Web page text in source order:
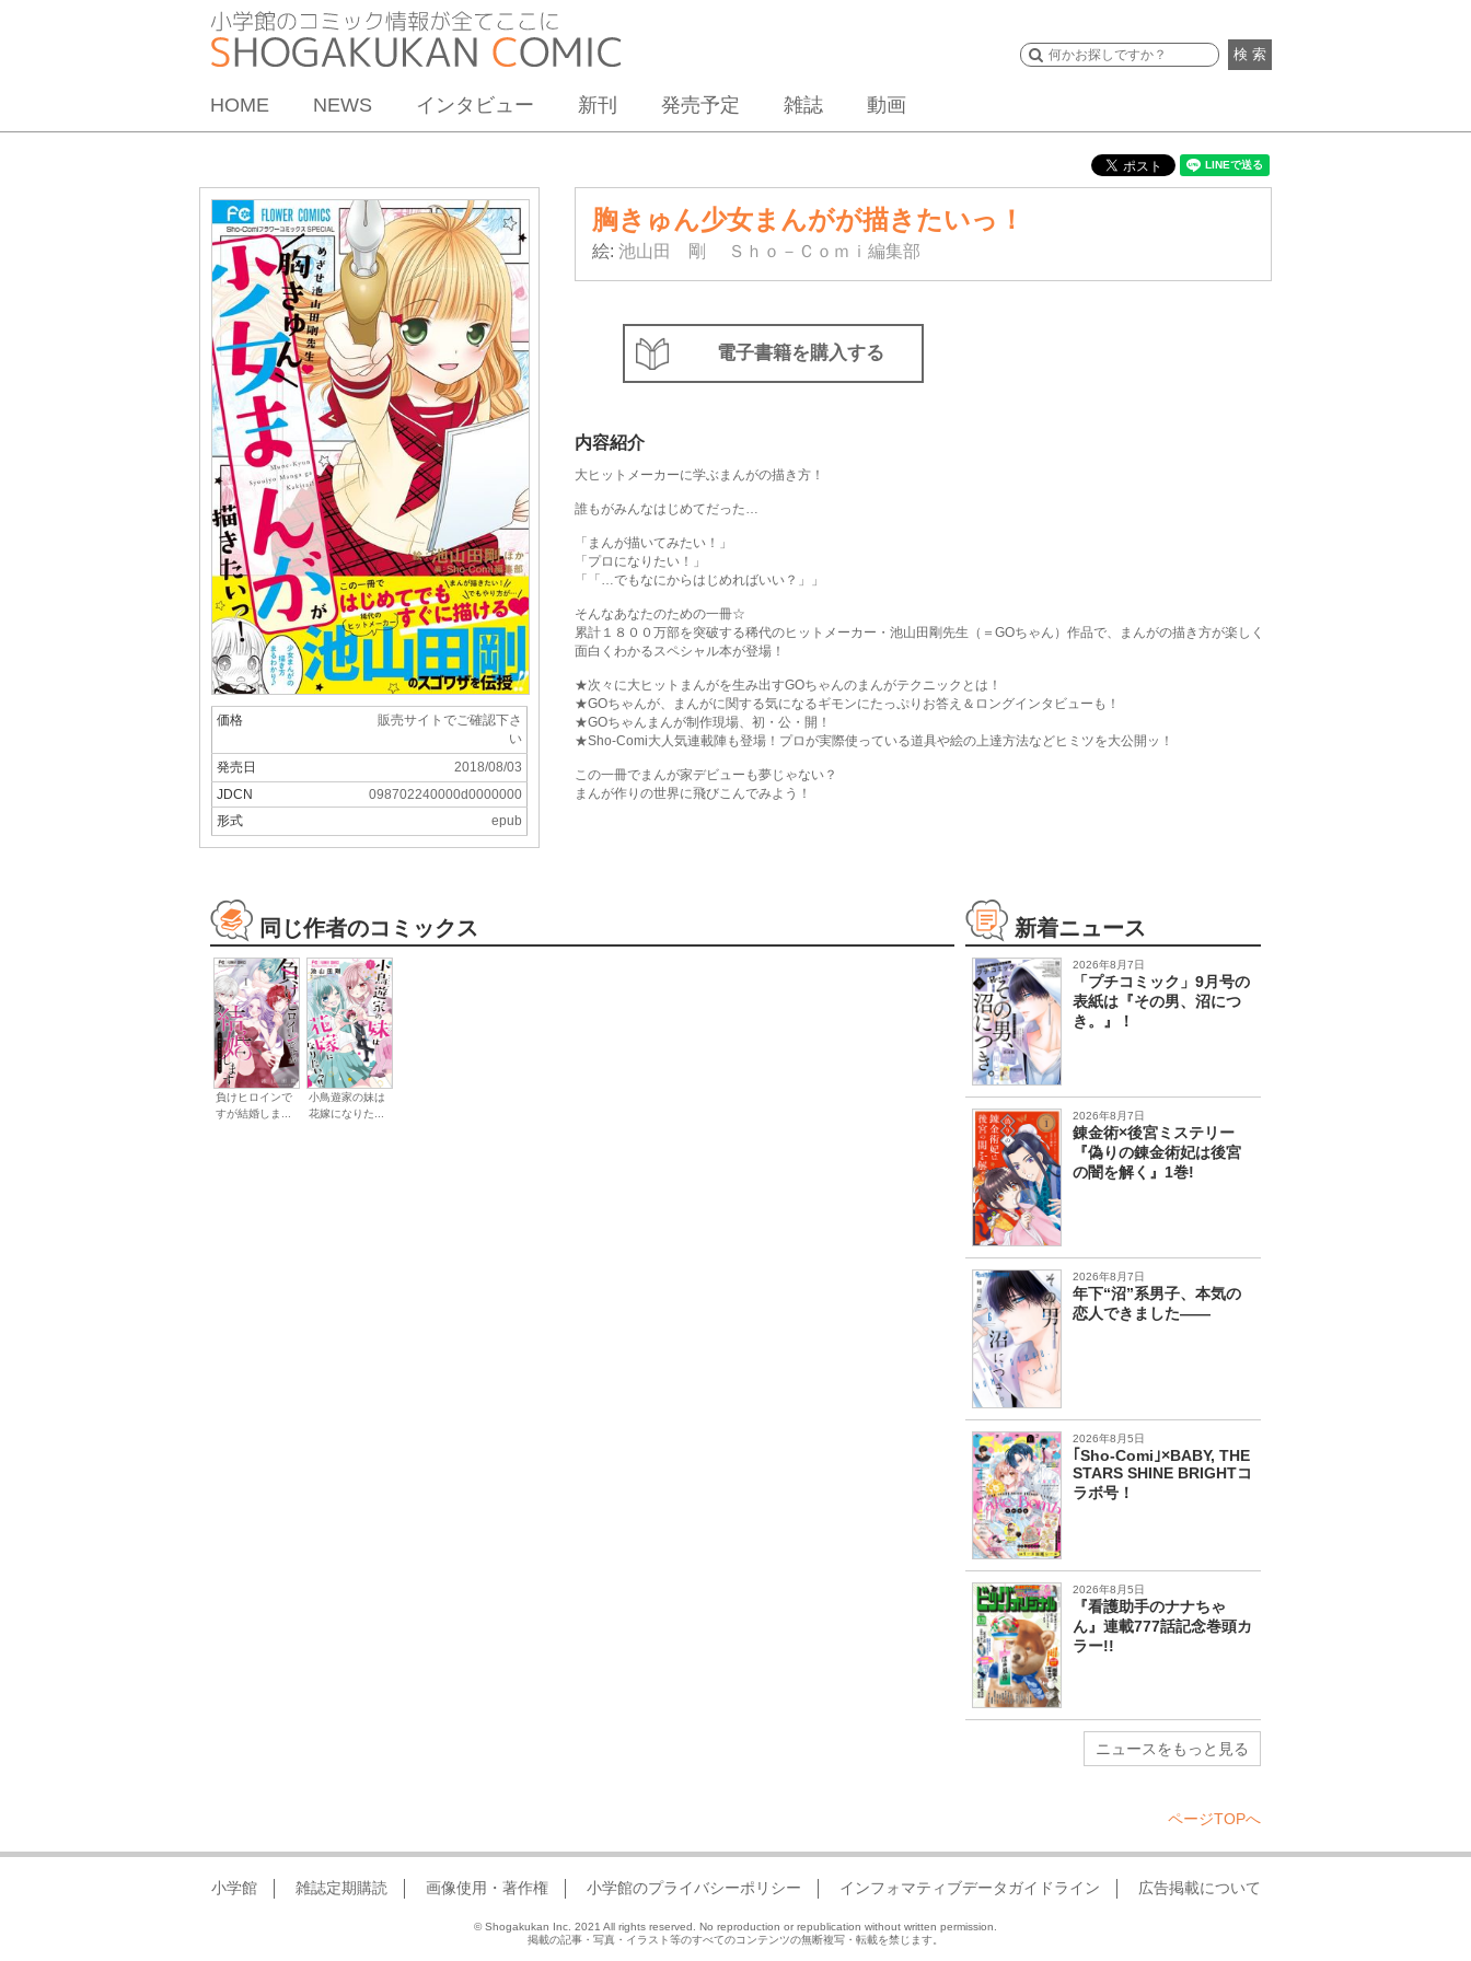
検 索
HOME NEWS インタビュー 新刊 発売予定 雑誌 動画
胸きゅん少女まんがが描きたいっ！
絵: 池山田 剛 Ｓｈｏ－Ｃｏｍｉ編集部
価格
販売サイトでご確認下さ
い
発売日
2018/08/03
JDCN
098702240000d0000000
形式
epub
電子書籍を購入する
内容紹介
大ヒットメーカーに学ぶまんがの描き方！
誰もがみんなはじめてだった…
「まんが描いてみたい！」
「プロになりたい！」
「「…でもなにからはじめればいい？」」
そんなあなたのための一冊☆
累計１８００万部を突破する稀代のヒットメーカー・池山田剛先生（＝GOちゃん）作品で、まんがの描き方が楽しく
面白くわかるスペシャル本が登場！
★次々に大ヒットまんがを生み出すGOちゃんのまんがテクニックとは！
★GOちゃんが、まんがに関する気になるギモンにたっぷりお答え＆ロングインタビューも！
★GOちゃんまんが制作現場、初・公・開！
★Sho-Comi大人気連載陣も登場！プロが実際使っている道具や絵の上達方法などヒミツを大公開ッ！
この一冊でまんが家デビューも夢じゃない？
まんが作りの世界に飛びこんでみよう！
同じ作者のコミックス
負けヒロインで
すが結婚しま...
小鳥遊家の妹は
花嫁になりた...
新着ニュース
2026年8月7日
「プチコミック」9月号の
表紙は『その男、沼につ
き。』！
2026年8月7日
錬金術×後宮ミステリー
『偽りの錬金術妃は後宮
の闇を解く』1巻!
2026年8月7日
年下“沼”系男子、本気の
恋人できました――
2026年8月5日
｢Sho-Comi｣×BABY, THE
STARS SHINE BRIGHTコ
ラボ号！
2026年8月5日
『看護助手のナナちゃ
ん』連載777話記念巻頭カ
ラー!!
ニュースをもっと見る
ページTOPへ
小学館 雑誌定期購読 画像使用・著作権 小学館のプライバシーポリシー インフォマティブデータガイドライン 広告掲載について
© Shogakukan Inc. 2021 All rights reserved. No reproduction or republication without written permission.
掲載の記事・写真・イラスト等のすべてのコンテンツの無断複写・転載を禁じます。